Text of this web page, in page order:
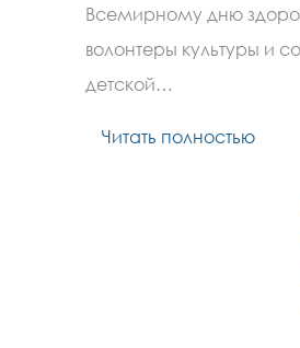
Всемирному дню
волонтеры культуры и
детской…
Читать полностью